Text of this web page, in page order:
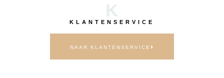
K
KLANTENSERVICE
NAAR KLANTENSERVICE